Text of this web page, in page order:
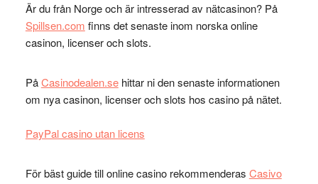
Är du från Norge och är intresserad av nätcasinon? På
Spillsen.com finns det senaste inom norska online
casinon, licenser och slots.
PåCasinodealen.sehittar ni den senaste informationen
om nya casinon, licenser och slots hos casino på nätet.
PayPal casino utan licens
För bäst guide till online casino rekommenderas Casivo